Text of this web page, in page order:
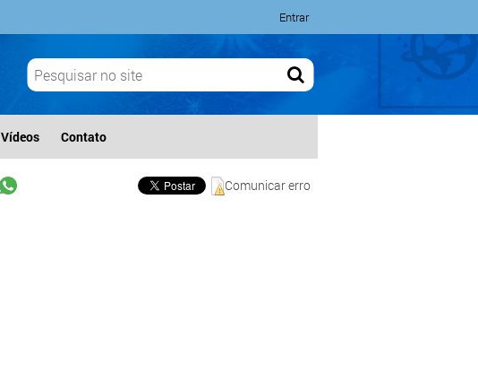
Entrar
Vídeos Contato
Comunicar erro